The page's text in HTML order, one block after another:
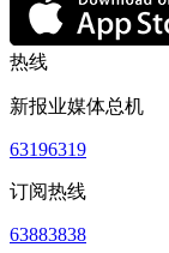
热线
新报业媒体总机
63196319
订阅热线
63883838